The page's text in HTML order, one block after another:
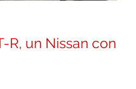
R, un Nissan con